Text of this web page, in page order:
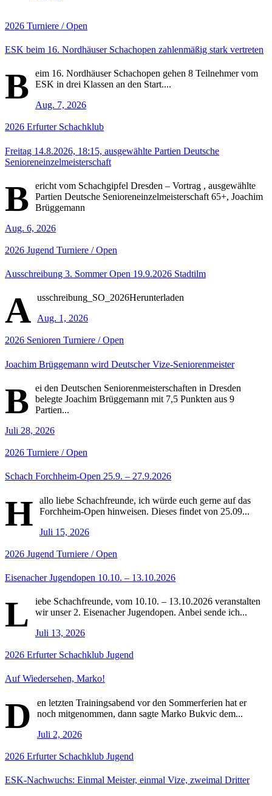
2026 Turniere / Open
ESK beim 16. Nordhäuser Schachopen zahlenmäßig stark vertreten
B
eim 16. Nordhäuser Schachopen gehen 8 Teilnehmer vom
ESK in drei Klassen an den Start....
Aug. 7, 2026
2026 Erfurter Schachklub
Freitag 14.8.2026, 18:15, ausgewählte Partien Deutsche
Senioreneinzelmeisterschaft
B
ericht vom Schachgipfel Dresden – Vortrag , ausgewählte
Partien Deutsche Senioreneinzelmeisterschaft 65+, Joachim
Brüggemann
Aug. 6, 2026
2026 Jugend Turniere / Open
Ausschreibung 3. Sommer Open 19.9.2026 Stadtilm
A usschreibung_SO_2026Herunterladen
Aug. 1, 2026
2026 Senioren Turniere / Open
Joachim Brüggemann wird Deutscher Vize-Seniorenmeister
B
ei den Deutschen Seniorenmeisterschaften in Dresden
belegte Joachim Brüggemann mit 7,5 Punkten aus 9
Partien...
Juli 28, 2026
2026 Turniere / Open
Schach Forchheim-Open 25.9. – 27.9.2026
H
allo liebe Schachfreunde, ich würde euch gerne auf das
Forchheim-Open hinweisen. Dieses findet von 25.09...
Juli 15, 2026
2026 Jugend Turniere / Open
Eisenacher Jugendopen 10.10. – 13.10.2026
L
iebe Schachfreunde, vom 10.10. – 13.10.2026 veranstalten
wir unser 2. Eisenacher Jugendopen. Anbei sende ich...
Juli 13, 2026
2026 Erfurter Schachklub Jugend
Auf Wiedersehen, Marko!
D
en letzten Trainingsabend vor den Sommerferien hat er
noch mitgenommen, dann sagte Marko Bukvic dem...
Juli 2, 2026
2026 Erfurter Schachklub Jugend
ESK-Nachwuchs: Einmal Meister, einmal Vize, zweimal Dritter